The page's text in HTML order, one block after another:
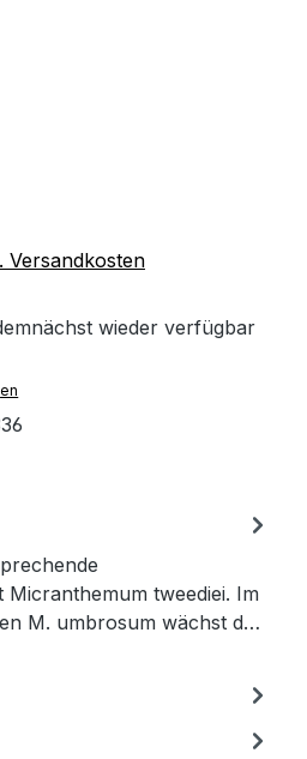
Versandkosten
wieder verfügbar
tweediei. Im
M. umbrosum wächst d…